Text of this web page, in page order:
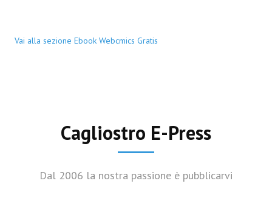
Vai alla sezione Ebook Webcmics Gratis
Cagliostro E-Press
Dal 2006 la nostra passione è pubblicarvi